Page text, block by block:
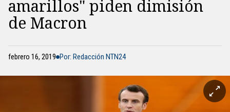
amarillos" piden dimisión
de Macron
febrero 16, 2019 Por: Redacción NTN24